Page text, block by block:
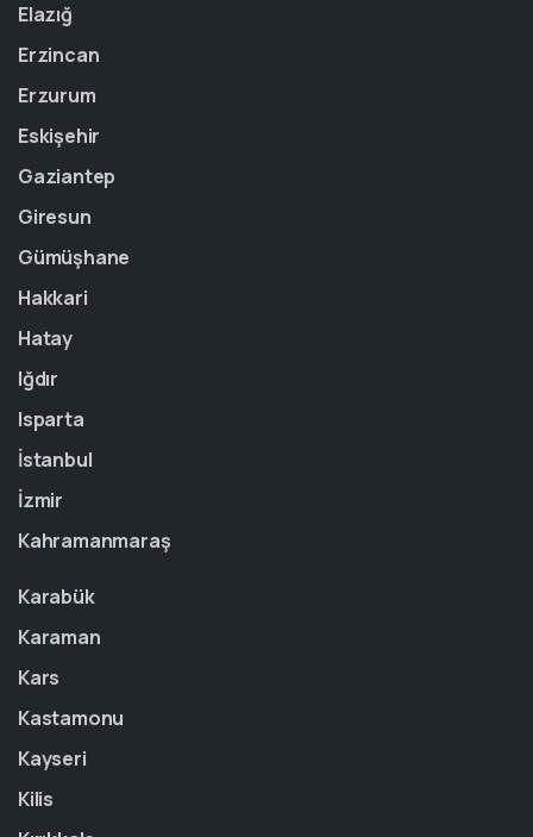
Elazığ
Erzincan
Erzurum
Eskişehir
Gaziantep
Giresun
Gümüşhane
Hakkari
Hatay
Iğdır
Isparta
İstanbul
İzmir
Kahramanmaraş
Karabük
Karaman
Kars
Kastamonu
Kayseri
Kilis